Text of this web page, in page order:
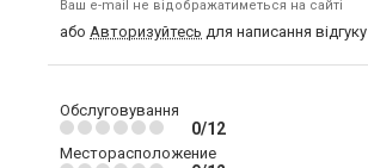
Ваш e-mail не відображатиметься на сайті
або Авторизуйтесь для написання відгуку
Обслуговування
0/12
Месторасположение